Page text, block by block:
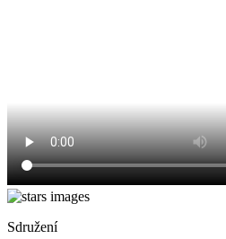
Sdružení